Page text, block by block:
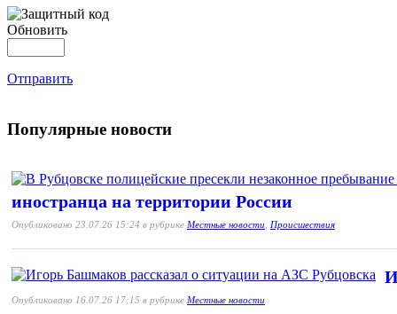
Обновить
Отправить
Популярные новости
иностранца на территории России
Опубликовано 23.07.26 15:24 в рубрике Местные новости Происшествия
Опубликовано 16.07.26 17:15 в рубрике Местные новости